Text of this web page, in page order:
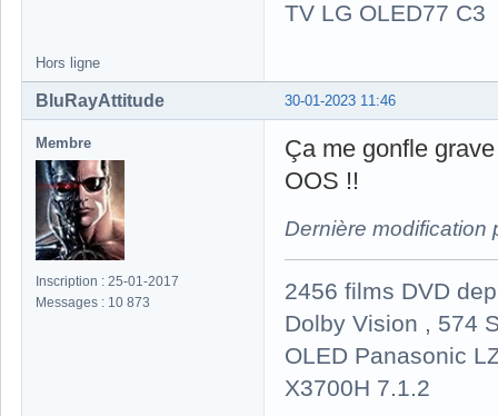
TV LG OLED77 C3
Hors ligne
30-01-2023 11:46
BluRayAttitude
Membre
Inscription : 25-01-2017
Messages : 10 873
Ça me gonfle
OOS !!
Dernière modification
2456 films DVD
Dolby Vision , 574
OLED Panasonic
X3700H 7.1.2